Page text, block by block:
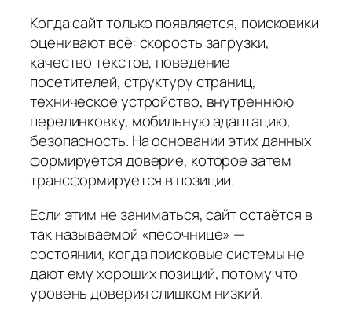
Когда сайт только появляется, поисковики
оценивают всё: скорость загрузки,
качество текстов, поведение
посетителей, структуру страниц,
техническое устройство, внутреннюю
перелинковку, мобильную адаптацию,
безопасность. На основании этих данных
формируется доверие, которое затем
трансформируется в позиции.
Если этим не заниматься, сайт остаётся в
так называемой «песочнице» —
состоянии, когда поисковые системы не
дают ему хороших позиций, потому что
уровень доверия слишком низкий.